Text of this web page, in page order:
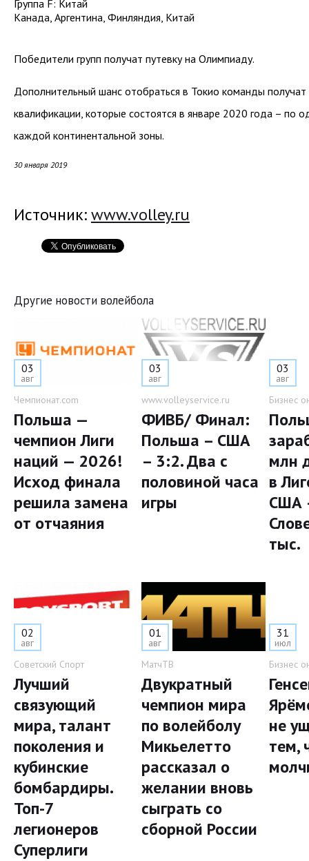
Группа F: Китай
Канада, Аргентина, Финляндия, Китай
Победители групп получат путевку на Олимпиаду.
Дополнительный шанс отобраться в Токио команды получат
квалификации, которые состоятся в январе 2020 года – по
каждой континентальной зоны.
30 января 2019
Источник:www.volley.ru
Другие новости волейбола
03
авг
Чемпионат.com
Польша —
чемпион Лиги
наций — 2026!
Исход финала
решила замена
от отчаяния
03
авг
www.volleyservice.ru
ФИВБ/ Финал:
Польша – США
– 3:2. Два с
половиной часа
игры
03
авг
Бизнес
млн
в
США
тыс.
02
авг
Советский Спорт
Лучший
связующий
мира, талант
поколения и
кубинские
бомбардиры.
Топ-7
легионеров
Суперлиги
01
авг
МатчТВ
Двукратный
чемпион мира
по волейболу
Микьелетто
рассказал о
желании вновь
сыграть со
сборной России
31
июл
Бизнес
не
тем,